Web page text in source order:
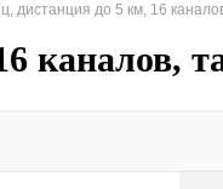
дистанция до 5 км, 16
каналов,